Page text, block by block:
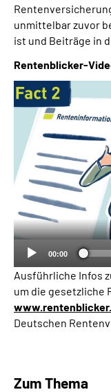
unmittelbar zuvor
ist und Beiträge in
Rentenblicker-
00:00
Ausführliche Infos
um die gesetzliche
Deutschen
Zum Thema